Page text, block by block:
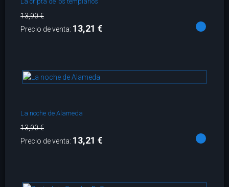
13,90 €
Precio de venta: 13,21 €
La noche de Alameda
13,90 €
Precio de venta: 13,21 €